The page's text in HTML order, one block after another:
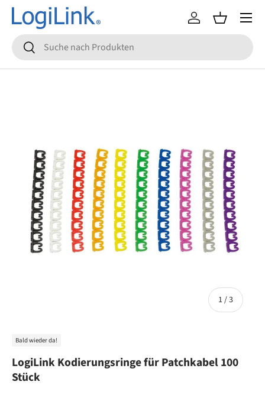
Direkt zum Inhalt
Suchen
Suchen
Einloggen
Menü
1/von
3
Bald wieder da!
LogiLink Kodierungsringe für Patchkabel 100
Stück